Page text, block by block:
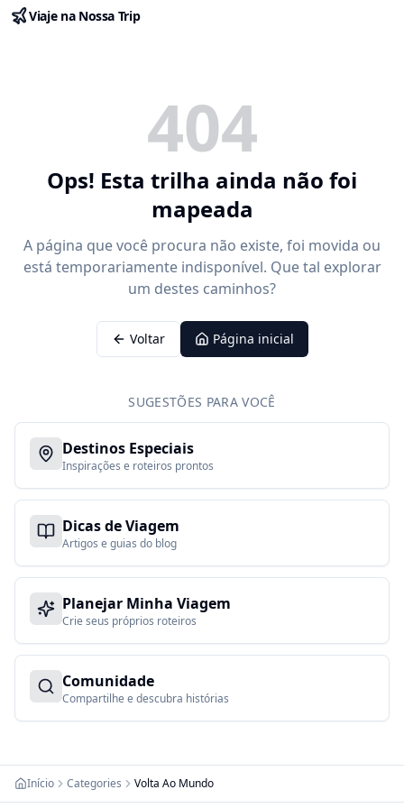
Viaje na Nossa Trip
404
Ops! Esta trilha ainda não foi
mapeada
A página que você procura não existe, foi movida ou
está temporariamente indisponível. Que tal explorar
um destes caminhos?
Voltar Página inicial
SUGESTÕES PARA VOCÊ
Destinos Especiais
Inspirações e roteiros prontos
Dicas de Viagem
Artigos e guias do blog
Planejar Minha Viagem
Crie seus próprios roteiros
Comunidade
Compartilhe e descubra histórias
Início Categories Volta Ao Mundo